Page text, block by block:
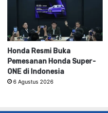
Honda Resmi Buka
Pemesanan Honda Super-
ONE di Indonesia
6 Agustus 2026